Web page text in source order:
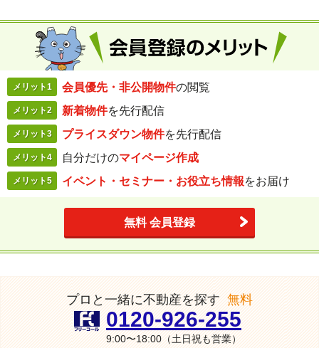
メリット1 会員優先・ 非公開物件の閲覧
メリット2 新着物件を先行配信
メリット3 プライスダウン物件を先行配信
メリット4 自分だけのマイページ作成
メリット5 イベント・セミナー・ お役立ち情報をお届け
無料 会員登録
プロと一緒に不動産を探す 無料
0120-926-255
9:00〜18:00（土日祝も営業）